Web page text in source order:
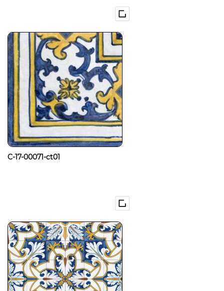
C-17-00071-ct01